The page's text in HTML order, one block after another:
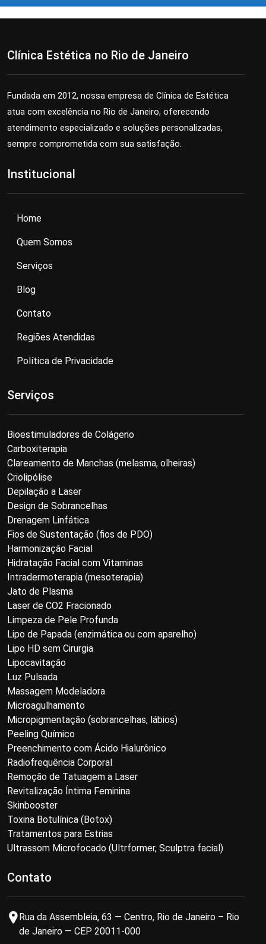
Clínica Estética no Rio de Janeiro
Fundada em 2012, nossa empresa de Clínica de Estética
atua com excelência no Rio de Janeiro, oferecendo
atendimento especializado e soluções personalizadas,
sempre comprometida com sua satisfação.
Institucional
Home
Quem Somos
Serviços
Blog
Contato
Regiões Atendidas
Política de Privacidade
Serviços
Bioestimuladores de Colágeno
Carboxiterapia
Clareamento de Manchas (melasma, olheiras)
Criolipólise
Depilação a Laser
Design de Sobrancelhas
Drenagem Linfática
Fios de Sustentação (fios de PDO)
Harmonização Facial
Hidratação Facial com Vitaminas
Intradermoterapia (mesoterapia)
Jato de Plasma
Laser de CO2 Fracionado
Limpeza de Pele Profunda
Lipo de Papada (enzimática ou com aparelho)
Lipo HD sem Cirurgia
Lipocavitação
Luz Pulsada
Massagem Modeladora
Microagulhamento
Micropigmentação (sobrancelhas, lábios)
Peeling Químico
Preenchimento com Ácido Hialurônico
Radiofrequência Corporal
Remoção de Tatuagem a Laser
Revitalização Íntima Feminina
Skinbooster
Toxina Botulínica (Botox)
Tratamentos para Estrias
Ultrassom Microfocado (Ultrformer, Sculptra facial)
Contato
Rua da Assembleia, 63 — Centro, Rio de Janeiro – Rio
de Janeiro — CEP 20011-000